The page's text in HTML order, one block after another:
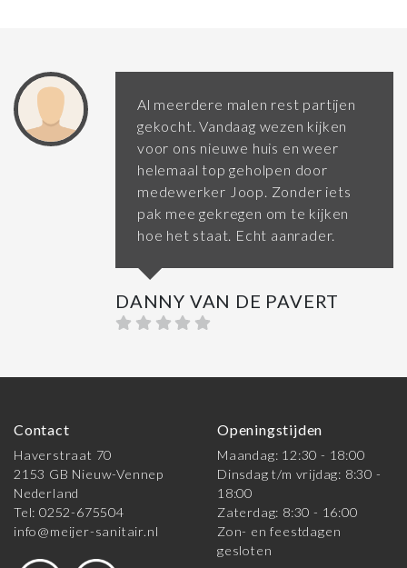
Al meerdere malen rest partijen
gekocht. Vandaag wezen kijken
voor ons nieuwe huis en weer
helemaal top geholpen door
medewerker Joop. Zonder iets
pak mee gekregen om te kijken
hoe het staat. Echt aanrader.
DANNY VAN DE PAVERT
Contact
Haverstraat 70
2153 GB Nieuw-Vennep
Nederland
Tel: 0252-675504
info@meijer-sanitair.nl
Openingstijden
Maandag: 12:30 - 18:00
Dinsdag t/m vrijdag: 8:30 -
18:00
Zaterdag: 8:30 - 16:00
Zon- en feestdagen
gesloten